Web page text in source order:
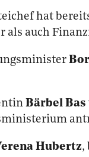
hat
als auch
Bärbel Bas
Hubertz,